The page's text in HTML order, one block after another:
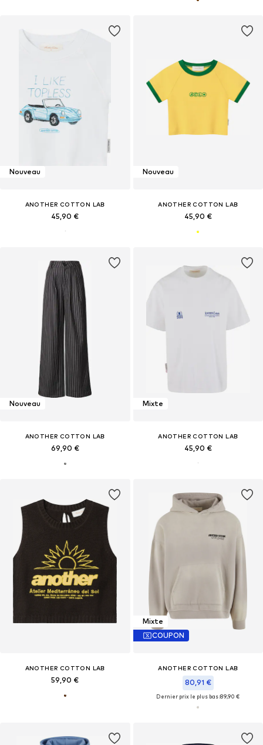
Nouveau
ANOTHER COTTON LAB
45,90 €
Nouveau
ANOTHER COTTON LAB
45,90 €
Nouveau
ANOTHER COTTON LAB
69,90 €
Mixte
ANOTHER COTTON LAB
45,90 €
ANOTHER COTTON LAB
59,90 €
Mixte
COUPON
ANOTHER COTTON LAB
80,91 €
Dernier prix le plus bas :89,90 €